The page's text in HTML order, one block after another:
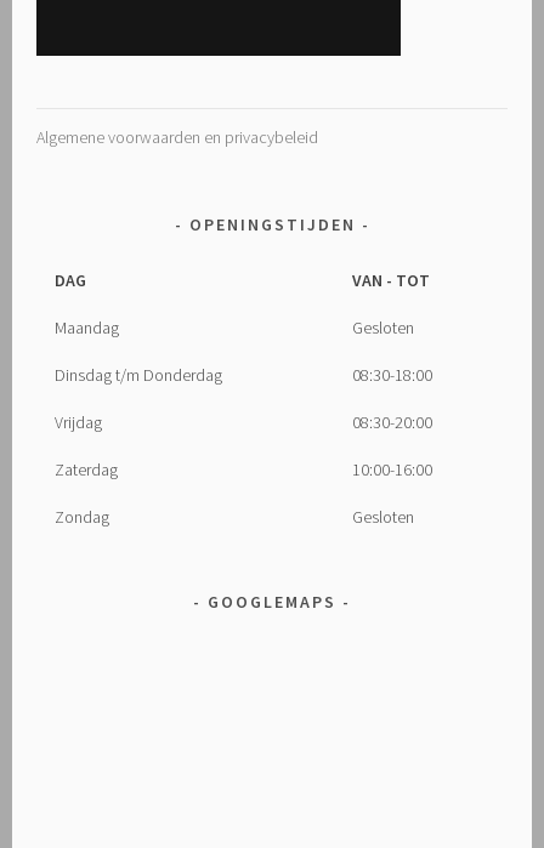
Algemene voorwaarden en privacybeleid
OPENINGSTIJDEN
DAG VAN - TOT
Maandag Gesloten
Dinsdag t/m Donderdag 08:30-18:00
Vrijdag 08:30-20:00
Zaterdag 10:00-16:00
Zondag Gesloten
GOOGLEMAPS